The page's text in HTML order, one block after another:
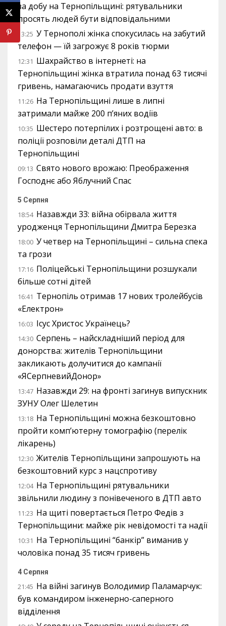
за добу на Тернопільщині: рятувальники
просять людей бути відповідальними
13:25 У Тернополі жінка спокусилась на забутий
телефон — їй загрожує 8 років тюрми
12:31 Шахрайство в інтернеті: на
Тернопільщині жінка втратила понад 63 тисячі
гривень, намагаючись продати взуття
11:26 На Тернопільщині лише в липні
затримали майже 200 п’яних водіїв
10:35 Шестеро потерпілих і розтрощені авто: в
поліції розповіли деталі ДТП на
Тернопільщині
09:13 Свято нового врожаю: Преображення
Господнє або Яблучний Спас
5 Серпня
18:54 Назавжди 33: війна обірвала життя
уродженця Тернопільщини Дмитра Березка
18:00 У четвер на Тернопільщині – сильна спека
та грози
17:16 Поліцейські Тернопільщини розшукали
більше сотні дітей
16:41 Тернопіль отримав 17 нових тролейбусів
«Електрон»
16:03 Ісус Христос Українець?
14:30 Серпень – найскладніший період для
донорства: жителів Тернопільщини
закликають долучитися до кампанії
«ЯСерпневийДонор»
13:47 Назавжди 29: на фронті загинув випускник
ЗУНУ Олег Шелетин
13:18 На Тернопільщині можна безкоштовно
пройти комп’ютерну томографію (перелік
лікарень)
12:30 Жителів Тернопільщини запрошують на
безкоштовний курс з нацспротиву
12:04 На Тернопільщині рятувальники
звільнили людину з понівеченого в ДТП авто
11:23 На щиті повертається Петро Федів з
Тернопільщини: майже рік невідомості та надії
10:31 На Тернопільщині “банкір” виманив у
чоловіка понад 35 тисяч гривень
4 Серпня
21:45 На війні загинув Володимир Паламарчук:
був командиром інженерно-саперного
відділення